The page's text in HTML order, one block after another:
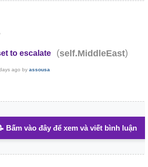
to escalate (self.MiddleEast)
ago byassousa
Bấm vào đây để xem và viết bình luận